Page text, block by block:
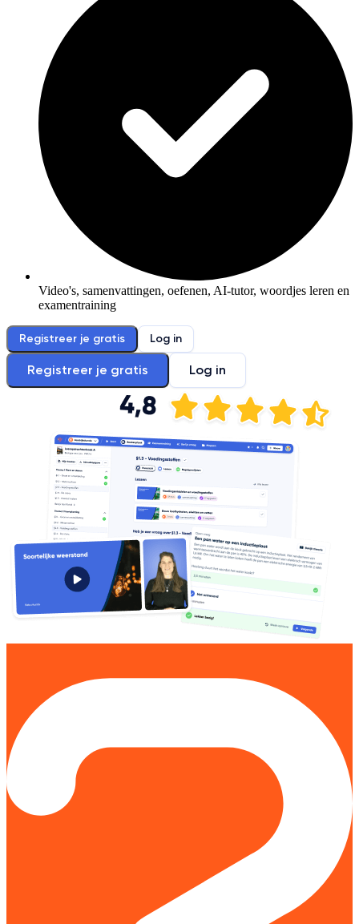
Video's, samenvattingen, oefenen, AI-tutor, woordjes leren en
examentraining
Registreer je gratis Log in
Registreer je gratis Log in